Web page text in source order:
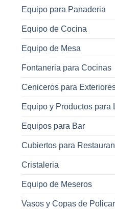
Equipo para Panaderia
Equipo de Cocina
Equipo de Mesa
Fontaneria para Cocinas
Ceniceros para
Equipo y Productos para
Equipos para Bar
Cubiertos para
Cristaleria
Equipo de Meseros
Vasos y Copas de